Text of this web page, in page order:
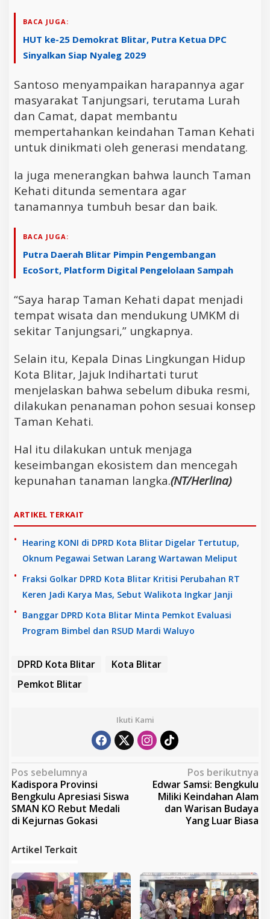
BACA JUGA:
HUT ke-25 Demokrat Blitar, Putra Ketua DPC
Sinyalkan Siap Nyaleg 2029
Santoso menyampaikan harapannya agar
masyarakat Tanjungsari, terutama Lurah
dan Camat, dapat membantu
mempertahankan keindahan Taman Kehati
untuk dinikmati oleh generasi mendatang.
Ia juga menerangkan bahwa launch Taman
Kehati ditunda sementara agar
tanamannya tumbuh besar dan baik.
BACA JUGA:
Putra Daerah Blitar Pimpin Pengembangan
EcoSort, Platform Digital Pengelolaan Sampah
“Saya harap Taman Kehati dapat menjadi
tempat wisata dan mendukung UMKM di
sekitar Tanjungsari,” ungkapnya.
Selain itu, Kepala Dinas Lingkungan Hidup
Kota Blitar, Jajuk Indihartati turut
menjelaskan bahwa sebelum dibuka resmi,
dilakukan penanaman pohon sesuai konsep
Taman Kehati.
Hal itu dilakukan untuk menjaga
keseimbangan ekosistem dan mencegah
kepunahan tanaman langka.(NT/Herlina)
ARTIKEL TERKAIT
Hearing KONI di DPRD Kota Blitar Digelar Tertutup,
Oknum Pegawai Setwan Larang Wartawan Meliput
Fraksi Golkar DPRD Kota Blitar Kritisi Perubahan RT
Keren Jadi Karya Mas, Sebut Walikota Ingkar Janji
Banggar DPRD Kota Blitar Minta Pemkot Evaluasi
Program Bimbel dan RSUD Mardi Waluyo
DPRD Kota Blitar
Kota Blitar
Pemkot Blitar
Ikuti Kami
N
a
v
i
g
a
s
i
p
Pos sebelumnya
Kadispora Provinsi
Bengkulu Apresiasi Siswa
SMAN KO Rebut Medali
di Kejurnas Gokasi
Pos berikutnya
Edwar Samsi: Bengkulu
Miliki Keindahan Alam
dan Warisan Budaya
Yang Luar Biasa
Artikel Terkait